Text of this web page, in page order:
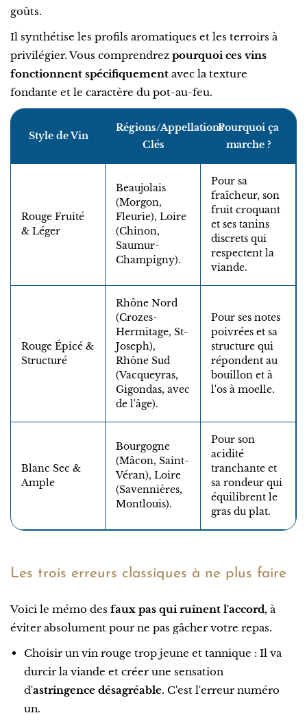
goûts.
Il synthétise les profils aromatiques et les terroirs à
privilégier. Vous comprendrez pourquoi ces vins
fonctionnent spécifiquement avec la texture
fondante et le caractère du pot-au-feu.
Style de Vin
Régions/Appellations
Clés
Pourquoi ça
marche ?
Rouge Fruité
& Léger
Beaujolais
(Morgon,
Fleurie), Loire
(Chinon,
Saumur-
Champigny).
Pour sa
fraîcheur, son
fruit croquant
et ses tanins
discrets qui
respectent la
viande.
Rouge Épicé &
Structuré
Rhône Nord
(Crozes-
Hermitage, St-
Joseph),
Rhône Sud
(Vacqueyras,
Gigondas, avec
de l'âge).
Pour ses notes
poivrées et sa
structure qui
répondent au
bouillon et à
l'os à moelle.
Blanc Sec &
Ample
Bourgogne
(Mâcon, Saint-
Véran), Loire
(Savennières,
Montlouis).
Pour son
acidité
tranchante et
sa rondeur qui
équilibrent le
gras du plat.
Les trois erreurs classiques à ne plus faire
Voici le mémo des faux pas qui ruinent l'accord, à
éviter absolument pour ne pas gâcher votre repas.
Choisir un vin rouge trop jeune et tannique : Il va
durcir la viande et créer une sensation
d'astringence désagréable. C'est l'erreur numéro
un.